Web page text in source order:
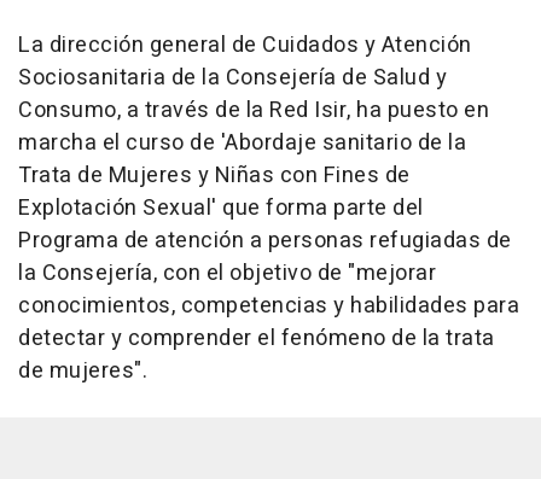
La dirección general de Cuidados y Atención
Sociosanitaria de la Consejería de Salud y
Consumo, a través de la Red Isir, ha puesto en
marcha el curso de 'Abordaje sanitario de la
Trata de Mujeres y Niñas con Fines de
Explotación Sexual' que forma parte del
Programa de atención a personas refugiadas de
la Consejería, con el objetivo de "mejorar
conocimientos, competencias y habilidades para
detectar y comprender el fenómeno de la trata
de mujeres".